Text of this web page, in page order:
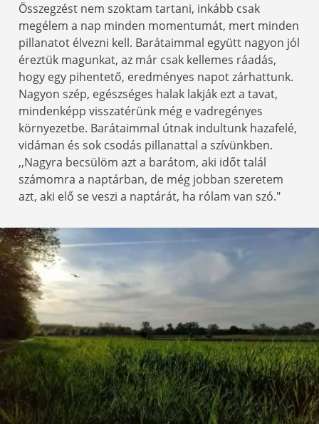
Összegzést nem szoktam tartani, inkább csak
megélem a nap minden momentumát, mert minden
pillanatot élvezni kell. Barátaimmal együtt nagyon jól
éreztük magunkat, az már csak kellemes ráadás,
hogy egy pihentető, eredményes napot zárhattunk.
Nagyon szép, egészséges halak lakják ezt a tavat,
mindenképp visszatérünk még e vadregényes
környezetbe. Barátaimmal útnak indultunk hazafelé,
vidáman és sok csodás pillanattal a szívünkben.
,,Nagyra becsülöm azt a barátom, aki időt talál
számomra a naptárban, de még jobban szeretem
azt, aki elő se veszi a naptárát, ha rólam van szó."